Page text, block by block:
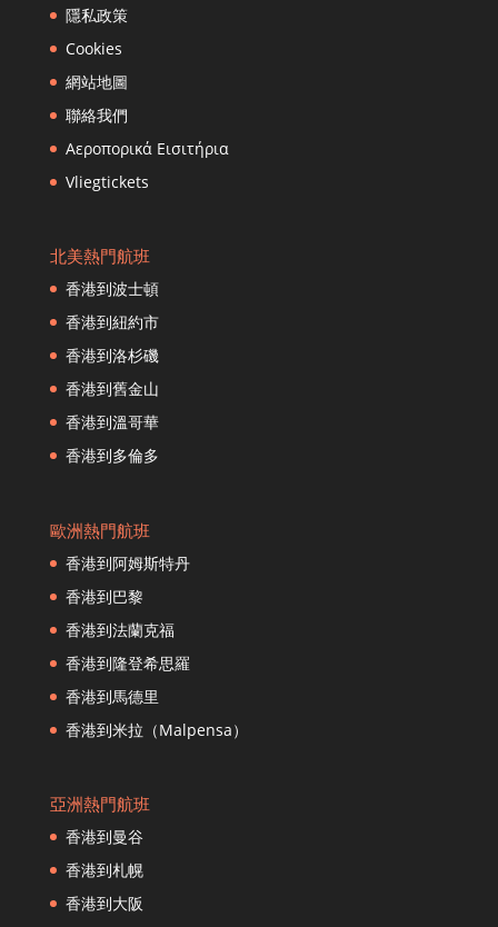
香港到重慶
香港到清邁
香港到長沙
香港到札幌
香港到達卡
香港到達南
香港到曼谷（Don Muang）
香港到多哈
香港到迪拜
香港到富裕
香港到法蘭克福
香港到福岡
香港到海口
香港到杭州
香港到普吉島
香港到東京
香港到漢城
香港到伊斯坦布爾
香港到高雄
香港到大阪
香港到加德滿都
香港到吉隆坡
香港到隆登希思羅
香港到馬德里
隱私政策
Cookies
網站地圖
聯絡我們
Αεροπορικά Εισιτήρια
Vliegtickets
北美熱門航班
香港到波士頓
香港到紐約市
香港到洛杉磯
香港到舊金山
香港到溫哥華
香港到多倫多
歐洲熱門航班
香港到阿姆斯特丹
香港到巴黎
香港到法蘭克福
香港到隆登希思羅
香港到馬德里
香港到米拉（Malpensa）
亞洲熱門航班
香港到曼谷
香港到札幌
香港到大阪